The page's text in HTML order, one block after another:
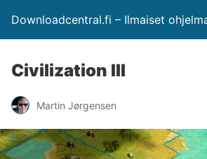
Downloadcentral.fi – Ilmaiset
Civilization III
Martin Jørgensen